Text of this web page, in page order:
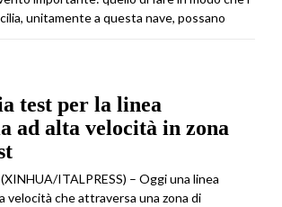
unitamente a questa nave, possano
test per la linea
ad alta velocità in zona
ITALPRESS) – Oggi una linea
velocità che attraversa una zona di